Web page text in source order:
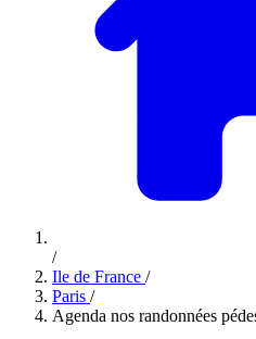
/
Ile de France /
Paris /
Agenda nos randonnées